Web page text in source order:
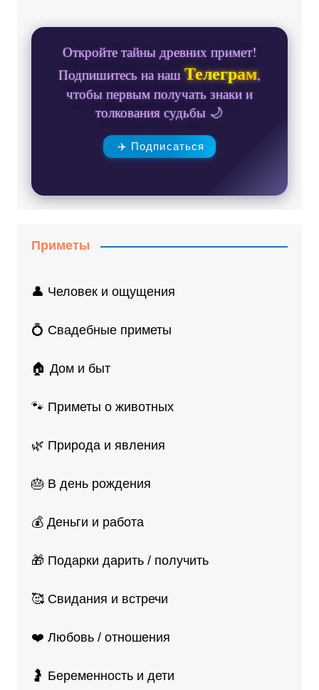
Откройте тайны древних примет!
Подпишитесь на нашТелеграм,
чтобы первым получать знаки и
толкования судьбы 🌙
✈️ Подписаться
Приметы
👤 Человек и ощущения
💍 Свадебные приметы
🏠 Дом и быт
🐾 Приметы о животных
🌿 Природа и явления
🎂 В день рождения
💰 Деньги и работа
🎁 Подарки дарить / получить
🥰 Свидания и встречи
❤️ Любовь / отношения
🤰 Беременность и дети